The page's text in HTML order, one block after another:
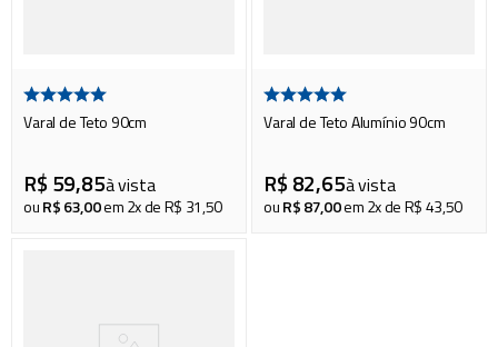
Varal de Teto 90cm
R$ 59,85à vista
ouR$63,00em2x deR$ 31,50
Varal de Teto Alumínio 90cm
R$ 82,65à vista
ouR$87,00em2x deR$43,50